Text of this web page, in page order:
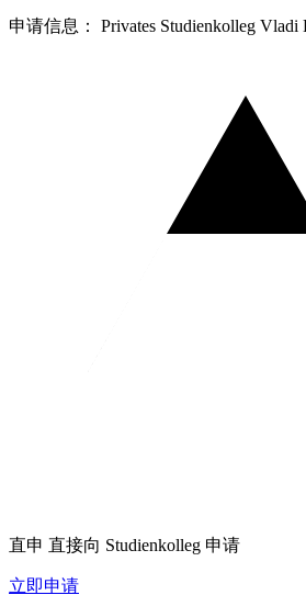
申请信息： Privates Studienkolleg Vladi
直申 直接向 Studienkolleg 申请
立即申请